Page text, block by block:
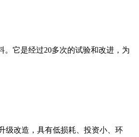
它是经过20多次的试验和改进，为
级改造，具有低损耗、投资小、环